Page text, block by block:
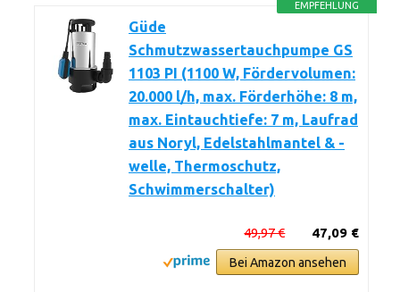
EMPFEHLUNG
Güde
Schmutzwassertauchpumpe GS
1103 PI (1100 W, Fördervolumen:
20.000 l/h, max. Förderhöhe: 8 m,
max. Eintauchtiefe: 7 m, Laufrad
aus Noryl, Edelstahlmantel & -
welle, Thermoschutz,
Schwimmerschalter)
47,09 €
49,97 €
Bei Amazon ansehen